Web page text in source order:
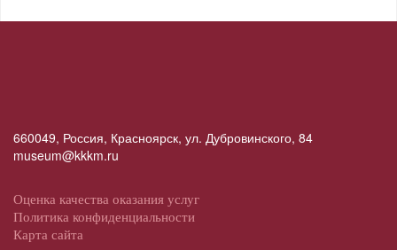
660049, Россия, Красноярск, ул. Дубровинского, 84
museum@kkkm.ru
Оценка качества оказания услуг
Политика конфиденциальности
Карта сайта